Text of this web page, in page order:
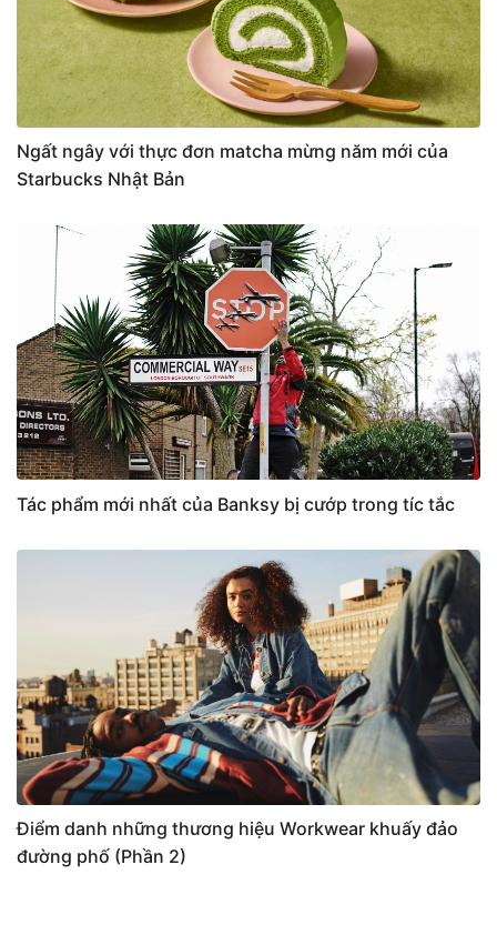
Ngất ngây với thực đơn matcha mừng năm mới của
Starbucks Nhật Bản
Tác phẩm mới nhất của Banksy bị cướp trong tíc tắc
Điểm danh những thương hiệu Workwear khuấy đảo
đường phố (Phần 2)